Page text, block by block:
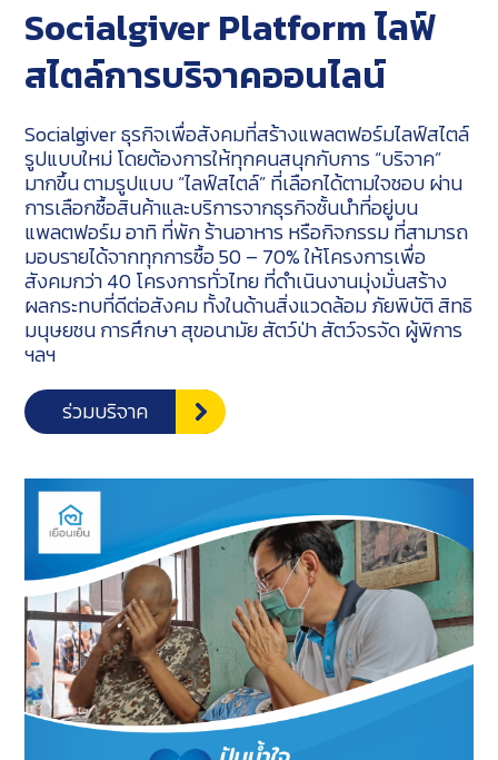
Socialgiver Platformไลฟ์
สไตล์การบริจาคออนไลน์
Socialgiver ธุรกิจเพื่อสังคมที่สร้างแพลตฟอร์มไลฟ์สไตล์
รูปแบบใหม่ โดยต้องการให้ทุกคนสนุกกับการ “บริจาค”
มากขึ้น ตามรูปแบบ “ไลฟ์สไตล์” ที่เลือกได้ตามใจชอบ ผ่าน
การเลือกซื้อสินค้าและบริการจากธุรกิจชั้นนำที่อยู่บน
แพลตฟอร์ม อาทิ ที่พัก ร้านอาหาร หรือกิจกรรม ที่สามารถ
มอบรายได้จากทุกการซื้อ 50 – 70% ให้โครงการเพื่อ
สังคมกว่า 40 โครงการทั่วไทย ที่ดำเนินงานมุ่งมั่นสร้าง
ผลกระทบที่ดีต่อสังคม ทั้งในด้านสิ่งแวดล้อม ภัยพิบัติ สิทธิ
มนุษยชน การศึกษา สุขอนามัย สัตว์ป่า สัตว์จรจัด ผู้พิการ
ฯลฯ
ร่วมบริจาค